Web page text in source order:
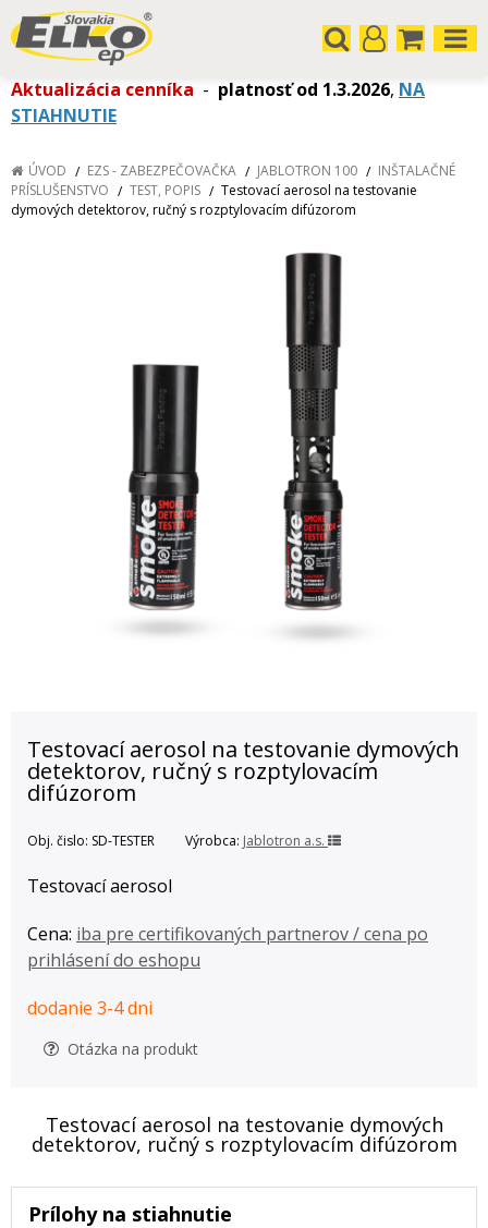
Aktualizácia cenníka - platnosť od 1.3.2026, NA
STIAHNUTIE
ÚVOD EZS - ZABEZPEČOVAČKA JABLOTRON 100
INŠTALAČNÉ
PRÍSLUŠENSTVO
TEST, POPIS
Testovací aerosol na testovanie
dymových detektorov, ručný s rozptylovacím difúzorom
Testovací aerosol na testovanie dymových
detektorov, ručný s rozptylovacím
difúzorom
Obj. čislo: SD-TESTER Výrobca: Jablotron a.s.
Testovací aerosol
Cena: iba pre certifikovaných partnerov / cena po
prihlásení do eshopu
dodanie 3-4 dni
Otázka na produkt
Testovací aerosol na testovanie dymových
detektorov, ručný s rozptylovacím difúzorom
Prílohy na stiahnutie